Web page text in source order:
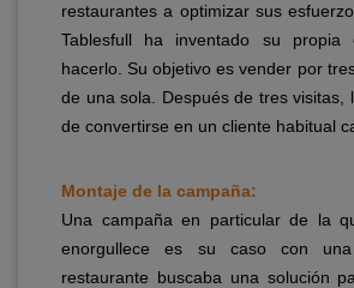
restaurantes a optimizar sus
Tablesfull ha inventado su propia
hacerlo. Su objetivo es vender por
de una sola. Después de tres visitas,
de convertirse en un cliente habitual
Montaje de la campaña:
Una campaña en particular de la
enorgullece es su caso con
restaurante buscaba una solución